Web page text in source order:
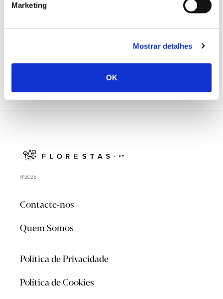
Marketing
Mostrar detalhes
OK
Natureza e florestas procuram jovens voluntários
no verão 2026
@2026
Contacte-nos
Quem Somos
Política de Privacidade
Política de Cookies